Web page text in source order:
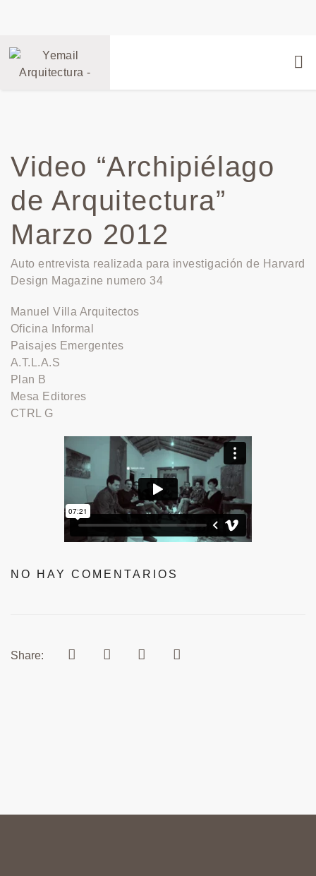
Video “Archipiélago
de Arquitectura”
Marzo 2012
Auto entrevista realizada para investigación de Harvard
Design Magazine numero 34
Manuel Villa Arquitectos
Oficina Informal
Paisajes Emergentes
A.T.L.A.S
Plan B
Mesa Editores
CTRL G
NO HAY COMENTARIOS
Share: